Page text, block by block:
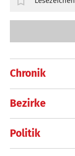
Chronik
Bezirke
Politik